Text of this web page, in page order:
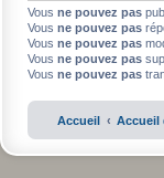
Vous ne pouvez pas
Vous ne pouvez pas
Vous ne pouvez pas
Vous ne pouvez pas
Vous ne pouvez pas
Accueil Accueil